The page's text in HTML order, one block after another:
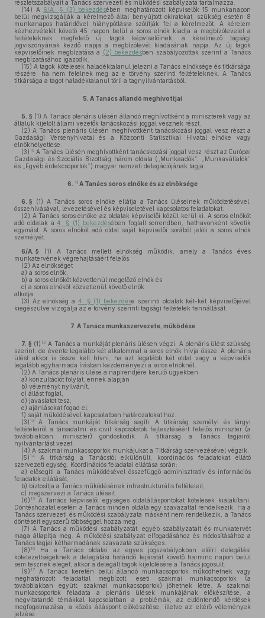
részletszabályait a Tanács szervezeti és működési szabályzata tartalmazza.
(14) A 6/A. § (3) bekezdésében meghatározott képviselők 15 munkanapon
belül megvizsgálják a kérelmező által benyújtott okiratokat, szükség esetén 8
munkanapos határidővel hiánypótlásra szólítják fel a kérelmezőt. A kérelem
kézhezvételét követő 45 napon belül a soros elnök kiadja a megbízólevelet a
feltételeknek megfelelő új tagok képviselőinek, a kérelmező tagsági
jogviszonyának kezdő napja a megbízólevél kiadásának napja. Az új tagok
képviselőinek megbízatása a (2) bekezdésben szabályozottak szerint a Tanács
megbízatásához igazodik.
(15) A tagok kötelesek haladéktalanul jelezni a Tanács elnöksége és titkársága
részére, ha nem felelnek meg az e törvény szerinti feltételeknek. A Tanács
titkársága a tagot haladéktalanul törli a tagnyilvántartásból.
5. A Tanács állandó meghívottjai
5. § (1) A Tanács plenáris ülésén állandó meghívottként a miniszterek vagy az
általuk kijelölt állami vezetők tanácskozási joggal vesznek részt.
(2) A Tanács plenáris ülésén meghívottként tanácskozási joggal vesz részt a
Gazdasági Versenyhivatal és a Központi Statisztikai Hivatal elnöke vagy
elnökhelyettese.
(3) 10 A Tanács ülésén meghívottként tanácskozási joggal vesz részt az Európai
Gazdasági és Szociális Bizottság három oldala („Munkaadók”, „Munkavállalók”
és „Egyéb érdekcsoportok”) magyar nemzeti delegációjának tagja.
6. 11 A Tanács soros elnöke és az elnöksége
6. § (1) A Tanács soros elnöke ellátja a Tanács üléseinek működtetésével,
összehívásával, levezetésével és képviseletével kapcsolatos feladatokat.
(2) A Tanács soros elnöke az oldalak képviselői közül kerül ki. A soros elnököt
adó oldalak a4. § (1) bekezdésében foglalt sorrendben, hathavonként követik
egymást. A soros elnököt adó oldal saját képviselői sorából jelöli a soros elnök
személyét.
6/A. § (1) A Tanács mellett elnökség működik, amely a Tanács éves
munkatervének végrehajtásáért felelős.
(2) Az elnökséget
a) a soros elnök,
b) a soros elnököt közvetlenül megelőző elnök és
c) a soros elnököt közvetlenül követő elnök
alkotja.
(3) Az elnökség a 4. § (1) bekezdése szerinti oldalak két-két képviselőjével
kiegészülve vizsgálja az e törvény szerinti tagsági feltételek fennállását.
7. A Tanács munkaszervezete, működése
7. § (1) 12 A Tanács a munkáját plenáris ülésen végzi. A plenáris ülést szükség
szerint, de évente legalább két alkalommal a soros elnök hívja össze. A plenáris
ülést akkor is össze kell hívni, ha azt legalább két oldal vagy a képviselők
legalább egyharmada írásban kezdeményezi a soros elnöknél.
(2) A Tanács plenáris ülése a napirendjére kerülő ügyekben
a) konzultációt folytat, ennek alapján
b) véleményt nyilvánít,
c) állást foglal,
d) javaslatot tesz,
e) ajánlásokat fogad el,
f) saját működésével kapcsolatban határozatokat hoz.
(3) 13
A Tanács munkáját titkárság segíti. A titkárság személyi és tárgyi
feltételeiről a társadalmi és civil kapcsolatok fejlesztéséért felelős miniszter (a
továbbiakban: miniszter) gondoskodik. A titkárság a Tanács tagjairól
nyilvántartást vezet.
(4) A szakmai munkacsoportok munkájukat a Titkárság szervezésével végzik.
(5) 14
A titkárság a Tanácstól elkülönült, koordinációs feladatokat ellátó
szervezeti egység. Koordinációs feladatai ellátása során:
a) elősegíti a Tanács működésével összefüggő adminisztratív és információs
feladatok ellátását,
b) biztosítja a Tanács működésének infrastrukturális feltételeit,
c) megszervezi a Tanács üléseit.
(6) 15
A Tanács képviselői egységes oldalálláspontokat kötelesek kialakítani.
Döntéshozatal esetén a Tanács minden oldala egy szavazattal rendelkezik. Ha a
Tanács szervezeti és működési szabályzata másként nem rendelkezik, a Tanács
döntéseit egyszerű többséggel hozza meg.
(7) A Tanács a működési szabályzatát, egyéb szabályzatait és munkatervét
maga állapítja meg. A működési szabályzat elfogadásához és módosításához a
Tanács tagjai kétharmadának szavazata szükséges.
(8) 16
Ha a Tanács oldalai az egyes jogszabályokban előírt delegálási
kötelezettségeknek a delegálási határidő lejáratát követő harminc napon belül
sem tesznek eleget, akkor a delegált tagok kijelölésére a Tanács jogosult.
(9) 17
A Tanács keretén belül állandó munkacsoportok működhetnek vagy
meghatározott feladattal megbízott, eseti szakmai munkacsoportok (a
továbbiakban együtt: szakmai munkacsoportok) jöhetnek létre. A szakmai
munkacsoportok feladata a plenáris ülések munkájának előkészítése, a
megvitatandó témákkal kapcsolatban a problémák, az eldöntendő kérdések
megfogalmazása, a közös álláspont előkészítése, illetve az eltérő vélemények
jelzése.